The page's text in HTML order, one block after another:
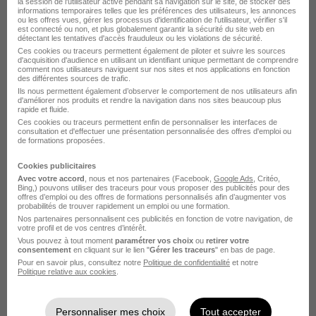
Espalion - 12 CDD 33 162 € / an
Cette offre n’est plus disponible depuis le 18/05/26
Apprenti Assistant en Ressources
Humaines H/F
Rodez - 12 Alternance
Responsable du Service Vérification
Comptable H/F
Rodez - 12 CDI
Cette offre n’est plus disponible depuis le 12/02/26
informations temporaires telles que les préférences des utilisateurs, les annonces
ou les offres vues, gérer les processus d'identification de l'utilisateur, vérifier s'il
est connecté ou non, et plus globalement garantir la sécurité du site web en
détectant les tentatives d'accès frauduleux ou les violations de sécurité.
Ces cookies ou traceurs permettent également de piloter et suivre les sources
d'acquisition d'audience en utilisant un identifiant unique permettant de comprendre
comment nos utilisateurs naviguent sur nos sites et nos applications en fonction
des différentes sources de trafic.
Ils nous permettent également d’observer le comportement de nos utilisateurs afin
d'améliorer nos produits et rendre la navigation dans nos sites beaucoup plus
rapide et fluide.
Ces cookies ou traceurs permettent enfin de personnaliser les interfaces de
consultation et d'effectuer une présentation personnalisée des offres d'emploi ou
de formations proposées.
Cookies publicitaires
Avec votre accord , nous et nos partenaires (Facebook, Google Ads , Critéo,
Bing,) pouvons utiliser des traceurs pour vous proposer des publicités pour des
offres d’emploi ou des offres de formations personnalisés afin d’augmenter vos
probabilités de trouver rapidement un emploi ou une formation.
Nos partenaires personnalisent ces publicités en fonction de votre navigation, de
votre profil et de vos centres d’intérêt.
Vous pouvez à tout moment paramétrer vos choix ou retirer votre
consentement en cliquant sur le lien "Gérer les traceurs" en bas de page.
Pour en savoir plus, consultez notre Politique de confidentialité et notre
Politique relative aux cookies
Personnaliser mes choix Tout accepter